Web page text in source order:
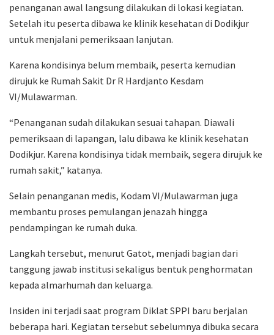
penanganan awal langsung dilakukan di lokasi kegiatan.
Setelah itu peserta dibawa ke klinik kesehatan di Dodikjur
untuk menjalani pemeriksaan lanjutan.
Karena kondisinya belum membaik, peserta kemudian
dirujuk ke Rumah Sakit Dr R Hardjanto Kesdam
VI/Mulawarman.
“Penanganan sudah dilakukan sesuai tahapan. Diawali
pemeriksaan di lapangan, lalu dibawa ke klinik kesehatan
Dodikjur. Karena kondisinya tidak membaik, segera dirujuk ke
rumah sakit,” katanya.
Selain penanganan medis, Kodam VI/Mulawarman juga
membantu proses pemulangan jenazah hingga
pendampingan ke rumah duka.
Langkah tersebut, menurut Gatot, menjadi bagian dari
tanggung jawab institusi sekaligus bentuk penghormatan
kepada almarhumah dan keluarga.
Insiden ini terjadi saat program Diklat SPPI baru berjalan
beberapa hari. Kegiatan tersebut sebelumnya dibuka secara